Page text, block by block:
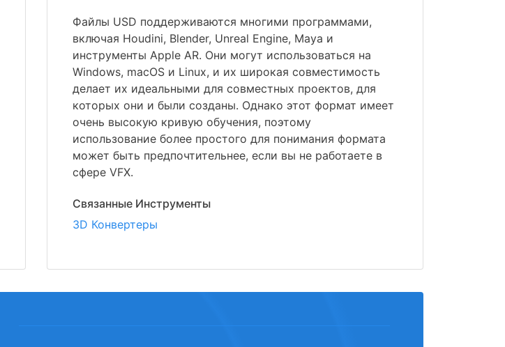
Файлы USD поддерживаются многими программами,
включая Houdini, Blender, Unreal Engine, Maya и
инструменты Apple AR. Они могут использоваться на
Windows, macOS и Linux, и их широкая совместимость
делает их идеальными для совместных проектов, для
которых они и были созданы. Однако этот формат имеет
очень высокую кривую обучения, поэтому
использование более простого для понимания формата
может быть предпочтительнее, если вы не работаете в
сфере VFX.
Связанные Инструменты
3D Конвертеры